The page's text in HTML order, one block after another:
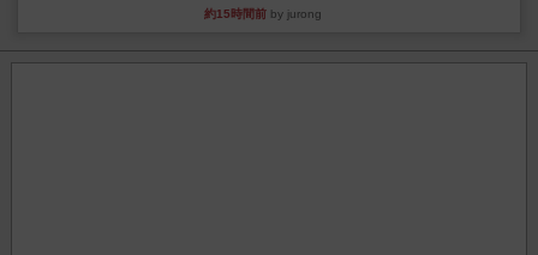
約15時間前 by jurong